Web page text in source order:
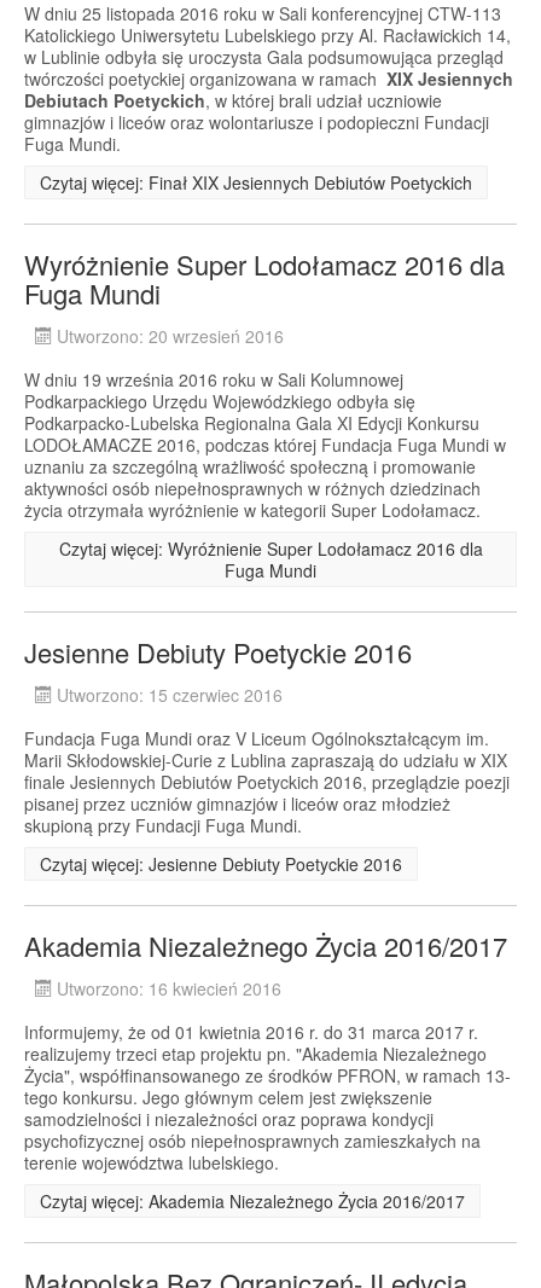
W dniu 25 listopada 2016 roku w Sali konferencyjnej CTW-113
Katolickiego Uniwersytetu Lubelskiego przy Al. Racławickich 14,
w Lublinie odbyła się uroczysta Gala podsumowująca przegląd
twórczości poetyckiej organizowana w ramach XIX Jesiennych
Debiutach Poetyckich, w której brali udział uczniowie
gimnazjów i liceów oraz wolontariusze i podopieczni Fundacji
Fuga Mundi.
Czytaj więcej: Finał XIX Jesiennych Debiutów Poetyckich
Wyróżnienie Super Lodołamacz 2016 dla
Fuga Mundi
Utworzono: 20 wrzesień 2016
W dniu 19 września 2016 roku w Sali Kolumnowej
Podkarpackiego Urzędu Wojewódzkiego odbyła się
Podkarpacko-Lubelska Regionalna Gala XI Edycji Konkursu
LODOŁAMACZE 2016, podczas której Fundacja Fuga Mundi w
uznaniu za szczególną wrażliwość społeczną i promowanie
aktywności osób niepełnosprawnych w różnych dziedzinach
życia otrzymała wyróżnienie w kategorii Super Lodołamacz.
Czytaj więcej: Wyróżnienie Super Lodołamacz 2016 dla
Fuga Mundi
Jesienne Debiuty Poetyckie 2016
Utworzono: 15 czerwiec 2016
Fundacja Fuga Mundi oraz V Liceum Ogólnokształcącym im.
Marii Skłodowskiej-Curie z Lublina zapraszają do udziału w XIX
finale Jesiennych Debiutów Poetyckich 2016, przeglądzie poezji
pisanej przez uczniów gimnazjów i liceów oraz młodzież
skupioną przy Fundacji Fuga Mundi.
Czytaj więcej: Jesienne Debiuty Poetyckie 2016
Akademia Niezależnego Życia 2016/2017
Utworzono: 16 kwiecień 2016
Informujemy, że od 01 kwietnia 2016 r. do 31 marca 2017 r.
realizujemy trzeci etap projektu pn. "Akademia Niezależnego
Życia", współfinansowanego ze środków PFRON, w ramach 13-
tego konkursu. Jego głównym celem jest zwiększenie
samodzielności i niezależności oraz poprawa kondycji
psychofizycznej osób niepełnosprawnych zamieszkałych na
terenie województwa lubelskiego.
Czytaj więcej: Akademia Niezależnego Życia 2016/2017